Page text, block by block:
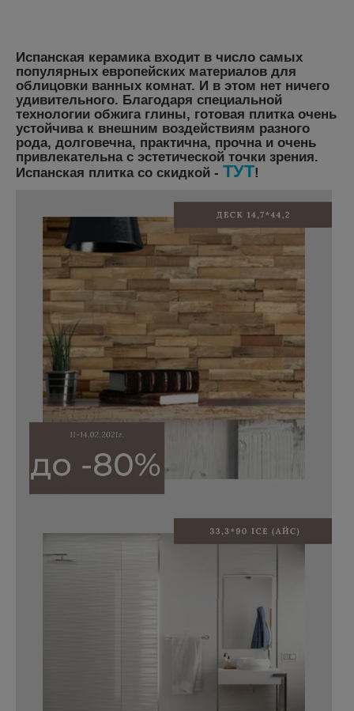
Испанская керамика входит в число самых
популярных европейских материалов для
облицовки ванных комнат. И в этом нет ничего
удивительного. Благодаря специальной
технологии обжига глины, готовая плитка очень
устойчива к внешним воздействиям разного
рода, долговечна, практична, прочна и очень
привлекательна с эстетической точки зрения.
Испанская плитка со скидкой - ТУТ!